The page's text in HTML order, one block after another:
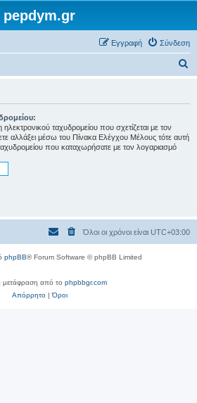
pepdym.gr
Σύνδεση
Εγγραφή
ταχυδρομείου που σχετίζεται με τον
αλλάξει μέσω του Πίνακα Ελέγχου Μέλους τότε αυτή
που καταχωρήσατε με τον λογαριασμό
Όλοι οι χρόνοι είναι UTC+03:00
phpBB® Forum Software © phpBB Limited
μετάφραση από το phpbbgr.com
Απόρρητο|Όροι